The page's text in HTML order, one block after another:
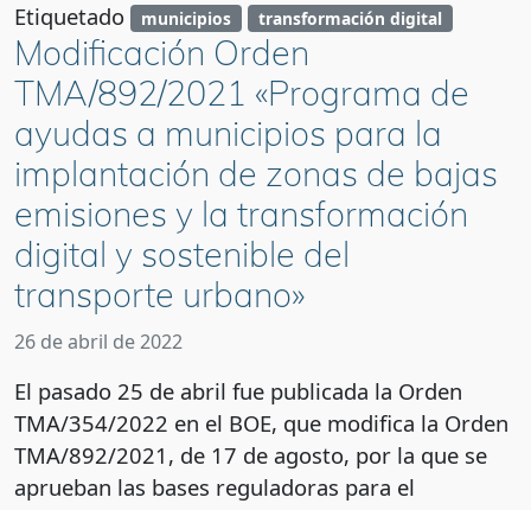
Etiquetado municipios transformación digital
Modificación Orden
TMA/892/2021 «Programa de
ayudas a municipios para la
implantación de zonas de bajas
emisiones y la transformación
digital y sostenible del
transporte urbano»
26 de abril de 2022
El pasado 25 de abril fue publicada la Orden
TMA/354/2022 en el BOE, que modifica la Orden
TMA/892/2021, de 17 de agosto, por la que se
aprueban las bases reguladoras para el